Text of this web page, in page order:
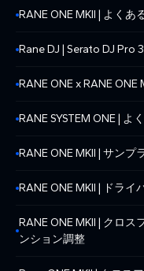
RANE ONE MKII | よくあ
Rane DJ | Serato DJ Pro
RANE ONE x RANE ONE
RANE SYSTEM ONE | よ
RANE ONE MKII | サン
RANE ONE MKII | ドラ
RANE ONE MKII | クロ
ンション調整